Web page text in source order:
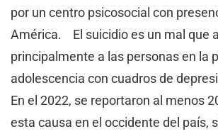
por un centro psicosocial con
América. El suicidio es un mal que
principalmente a las personas en la
adolescencia con cuadros de
En el 2022, se reportaron al menos
esta causa en el occidente del país,